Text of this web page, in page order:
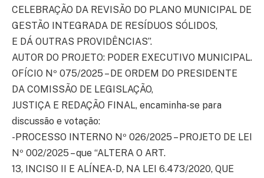
CELEBRAÇÃO DA REVISÃO DO PLANO MUNICIPAL DE
GESTÃO INTEGRADA DE RESÍDUOS SÓLIDOS,
E DÁ OUTRAS PROVIDÊNCIAS”.
AUTOR DO PROJETO: PODER EXECUTIVO MUNICIPAL.
OFÍCIO Nº 075/2025 – DE ORDEM DO PRESIDENTE
DA COMISSÃO DE LEGISLAÇÃO,
JUSTIÇA E REDAÇÃO FINAL, encaminha-se para
discussão e votação:
-PROCESSO INTERNO Nº 026/2025 – PROJETO DE LEI
Nº 002/2025 – que “ALTERA O ART.
13, INCISO II E ALÍNEA-D, NA LEI 6.473/2020, QUE